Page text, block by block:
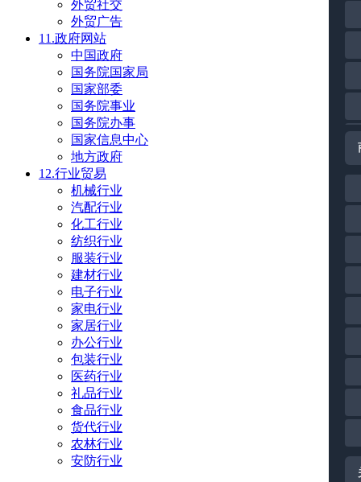
外贸社交
外贸广告
11.政府网站
中国政府
国务院国家局
国家部委
国务院事业
国务院办事
国家信息中心
地方政府
12.行业贸易
机械行业
汽配行业
化工行业
纺织行业
服装行业
建材行业
电子行业
家电行业
家居行业
办公行业
包装行业
医药行业
礼品行业
食品行业
货代行业
农林行业
安防行业